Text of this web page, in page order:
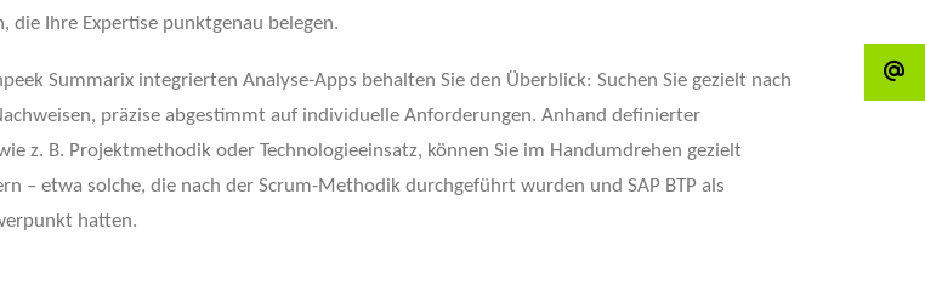
die Ihre Expertise punktgenau belegen.
Summarix integrierten Analyse-Apps behalten Sie den Überblick: Suchen Sie gezielt nach
präzise abgestimmt auf individuelle Anforderungen. Anhand definierter
z. B. Projektmethodik oder Technologieeinsatz, können Sie im Handumdrehen gezielt
– etwa solche, die nach der Scrum-Methodik durchgeführt wurden und SAP BTP als
hatten.